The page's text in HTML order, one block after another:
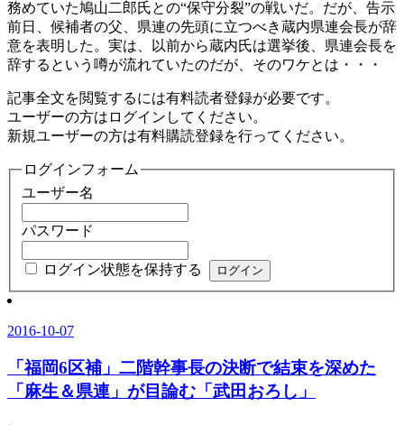
務めていた鳩山二郎氏との“保守分裂”の戦いだ。だが、告示
前日、候補者の父、県連の先頭に立つべき蔵内県連会長が辞
意を表明した。実は、以前から蔵内氏は選挙後、県連会長を
辞するという噂が流れていたのだが、そのワケとは・・・
記事全文を閲覧するには有料読者登録が必要です。
ユーザーの方はログインしてください。
新規ユーザーの方は有料購読登録を行ってください。
ログインフォーム
ユーザー名
パスワード
ログイン状態を保持する
2016-10-07
「福岡6区補」二階幹事長の決断で結束を深めた
「麻生＆県連」が目論む「武田おろし」